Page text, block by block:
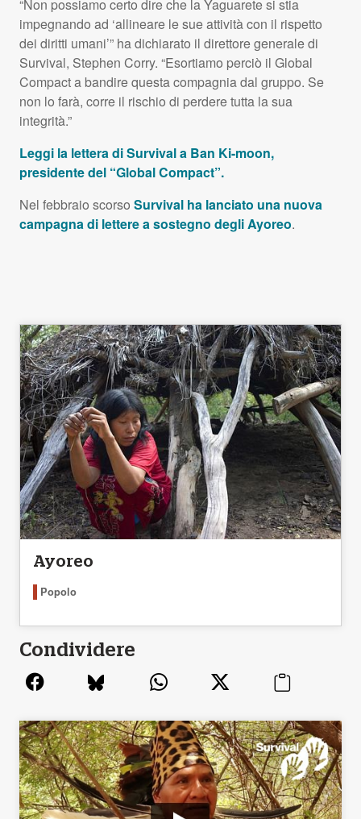
“Non possiamo certo dire che la Yaguarete si stia
impegnando ad ‘allineare le sue attività con il rispetto
dei diritti umani’” ha dichiarato il direttore generale di
Survival, Stephen Corry. “Esortiamo perciò il Global
Compact a bandire questa compagnia dal gruppo. Se
non lo farà, corre il rischio di perdere tutta la sua
integrità.”
Leggi la lettera di Survival a Ban Ki-moon,
presidente del “Global Compact”.
Nel febbraio scorso Survival ha lanciato una nuova
campagna di lettere a sostegno degli Ayoreo.
Ayoreo
Popolo
Condividere